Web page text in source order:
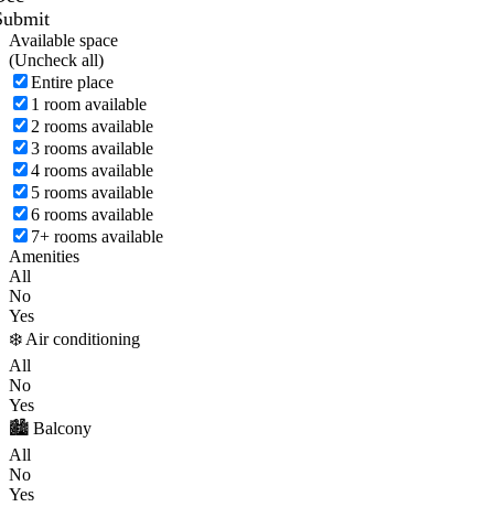
Available space
(Uncheck all)
Entire place
1 room available
2 rooms available
3 rooms available
4 rooms available
5 rooms available
6 rooms available
7+ rooms available
Amenities
All
No
Yes
❄️ Air conditioning
All
No
Yes
🏙️ Balcony
All
No
Yes